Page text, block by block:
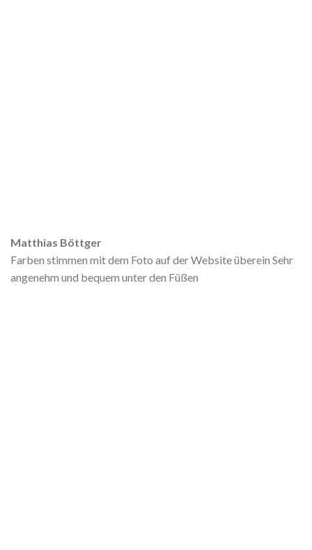
Matthias Böttger
Farben stimmen mit dem Foto auf der Website überein Sehr
angenehm und bequem unter den Füßen